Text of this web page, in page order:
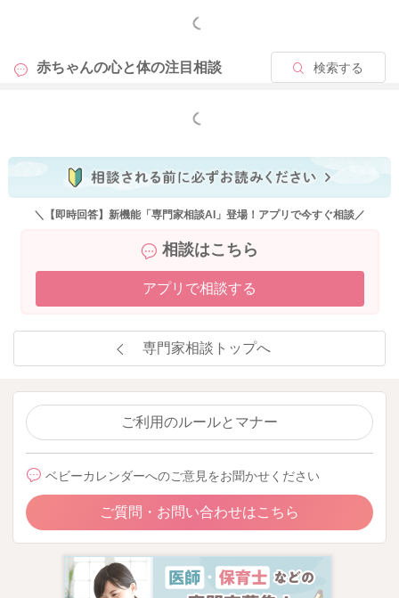
もっと見る
赤ちゃんの心と体の注目相談 検索する
もっと見る
＼【即時回答】新機能「専門家相談AI」登場！アプリで今すぐ相談／
相談はこちら
アプリで相談する
専門家相談トップへ
ご利用のルールとマナー
ベビーカレンダーへのご意見をお聞かせください
ご質問・お問い合わせはこちら